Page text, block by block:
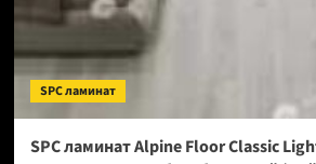
цен)
SPC ламинат
SPC ламинат Alpine Floor Classic